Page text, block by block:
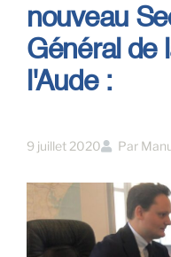
nouveau
Général de
l'Aude :
9 juillet 2020 Par